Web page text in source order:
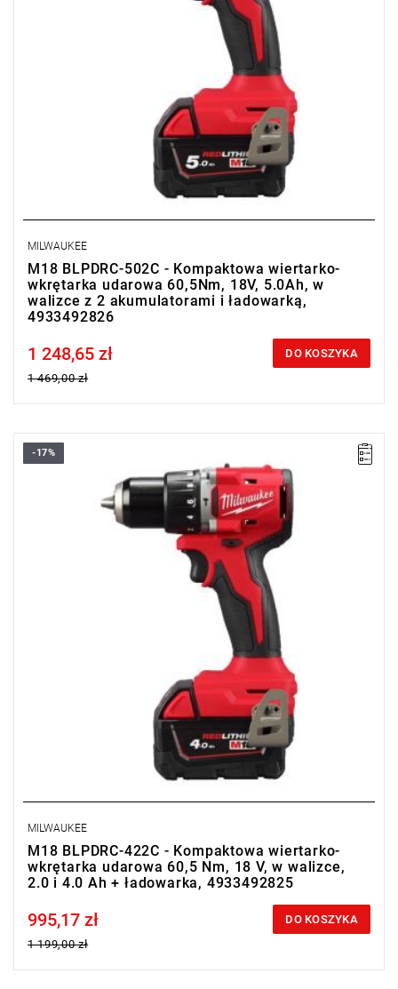
MILWAUKEE
M18 BLPDRC-502C - Kompaktowa wiertarko-
wkrętarka udarowa 60,5Nm, 18V, 5.0Ah, w
walizce z 2 akumulatorami i ładowarką,
4933492826
Price tax included
1 248,65 zł
1 469,00 zł
DO KOSZYKA
Bardzo wydajna, kompaktowa wiertarko-wkrętarka udarowa z
silnikiem bezszczotkowym, idealna dla profesjonalistów i
majsterkowiczów.
Kup produkt objęty promocją MILWAUKEE® Redemption Classic,
zarejestruj fakturę i odbierz dodatkowy akumulator za 2 zł.
Promocja wyłącznie dla podmiotów posiadających NIP.
.
-17%
MILWAUKEE
M18 BLPDRC-422C - Kompaktowa wiertarko-
wkrętarka udarowa 60,5 Nm, 18 V, w walizce,
2.0 i 4.0 Ah + ładowarka, 4933492825
Price tax included
995,17 zł
1 199,00 zł
DO KOSZYKA